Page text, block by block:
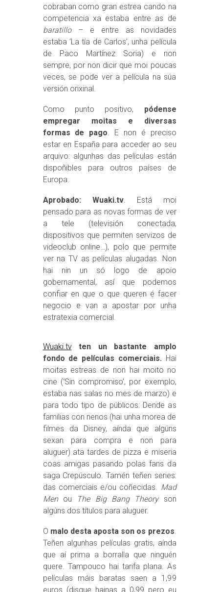
cobraban como gran estrea cando na
competencia xa estaba entre as de
baratillo– e entre as novidades
estaba ‘La tía de Carlos’, unha película
de Paco Martínez Soria) e non
sempre, por non dicir que moi poucas
veces, se pode ver a película na súa
versión orixinal.
Como punto positivo, pódense
empregar moitas e diversas
formas de pago . E non é preciso
estar en España para acceder ao seu
arquivo: algunhas das películas están
dispoñibles para outros países de
Europa.
Aprobado: Wuaki.tv. Está moi
pensado para as novas formas de ver
a tele (televisión conectada,
dispositivos que permiten servizos de
videoclub online…), polo que permite
ver na TV as películas alugadas. Non
hai nin un só logo de apoio
gobernamental, así que podemos
confiar en que o que queren é facer
negocio e van a apostar por unha
estratexia comercial.
Wuaki.tvten un bastante amplo
fondo de películas comerciais. Hai
moitas estreas de non hai moito no
cine (‘Sin compromiso’, por exemplo,
estaba nas salas no mes de marzo) e
para todo tipo de públicos: Dende as
familias con nenos (hai unha morea de
filmes da Disney, aínda que algúns
sexan para compra e non para
aluguer) ata tardes de pizza e miseria
coas amigas pasando polas fans da
saga Crepúsculo. Tamén teñen series:
das comerciais e/ou coñecidas. Mad
Menou The Big Bang Theoryson
algúns dos títulos para aluguer.
O malo desta aposta son os prezos
Teñen algunhas películas gratis, aínda
que aí prima a borralla que ninguén
quere. Tampouco hai tarifa plana. As
películas máis baratas saen a 1,99
euros (disque hainas a 0,99 pero eu